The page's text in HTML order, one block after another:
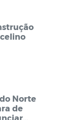
Norte
de